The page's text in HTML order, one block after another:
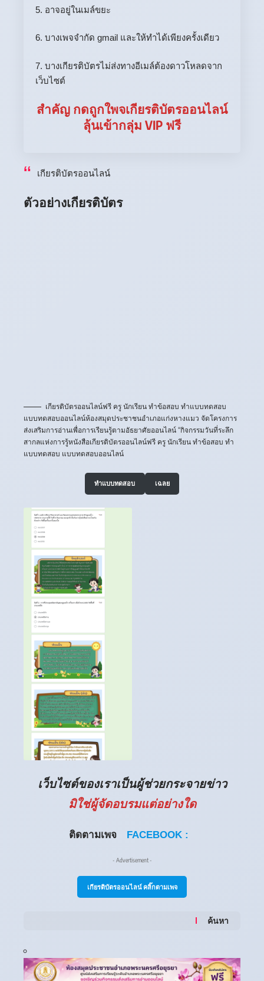
5. อาจอยู่ในเมล์ขยะ
6. บางเพจจำกัด gmail และให้ทำได้เพียงครั้งเดียว
7. บางเกียรติบัตรไม่ส่งทางอีเมล์ต้องดาวโหลดจาก
เว็บไซต์
สำคัญ กดถูกใพจเกียรติบัตรออนไลน์
ลุ้นเข้ากลุ่ม VIP ฟรี
เกียรติบัตรออนไลน์
ตัวอย่างเกียรติบัตร
เกียรติบัตรออนไลน์ฟรี ครู นักเรียน ทำข้อสอบ ทำแบบทดสอบ
แบบทดสอบออนไลน์ห้องสมุดประชาชนอำเภอแก่งหางแมว จัดโครงการ
ส่งเสริมการอ่านเพื่อการเรียนรู้ตามอัธยาศัยออนไลน์ “กิจกรรมวันที่ระลึก
สากลแห่งการรู้หนังสือเกียรติบัตรออนไลน์ฟรี ครู นักเรียน ทำข้อสอบ ทำ
แบบทดสอบ แบบทดสอบออนไลน์
ทำแบบทดสอบ เฉลย
เว็บไซต์ของเราเป็นผู้ช่วยกระจายข่าว
มิใช่ผู้จัดอบรมแต่อย่างใด
ติดตามเพจ FACEBOOK :
- Advertisement -
เกียรติบัตรออนไลน์ คลิ๊กตามเพจ
ค้นหา